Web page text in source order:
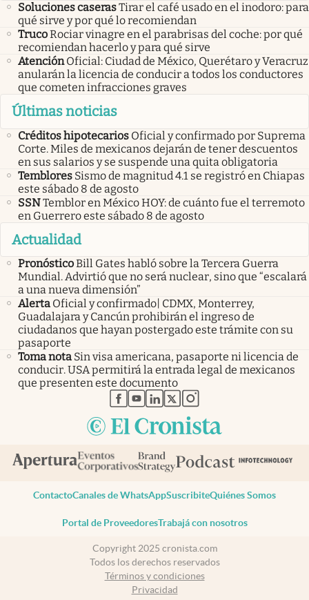
Soluciones caserasTirar el café usado en el inodoro: para
qué sirve y por qué lo recomiendan
TrucoRociar vinagre en el parabrisas del coche: por qué
recomiendan hacerlo y para qué sirve
Atención Oficial: Ciudad de México, Querétaro y Veracruz
anularán la licencia de conducir a todos los conductores
que cometen infracciones graves
Últimas noticias
Créditos hipotecarios Oficial y confirmado por Suprema
Corte. Miles de mexicanos dejarán de tener descuentos
en sus salarios y se suspende una quita obligatoria
Temblores Sismo de magnitud 4.1 se registró en Chiapas
este sábado 8 de agosto
SSNTemblor en México HOY: de cuánto fue el terremoto
en Guerrero este sábado 8 de agosto
Actualidad
PronósticoBill Gates habló sobre la Tercera Guerra
Mundial. Advirtió que no será nuclear, sino que “escalará
a una nueva dimensión”
Alerta Oficial y confirmado| CDMX, Monterrey,
Guadalajara y Cancún prohibirán el ingreso de
ciudadanos que hayan postergado este trámite con su
pasaporte
Toma nota Sin visa americana, pasaporte ni licencia de
conducir. USA permitirá la entrada legal de mexicanos
que presenten este documento
abre en nueva pestaña
abre en nueva pestaña
abre en nueva pestaña
abre en nueva pestaña
abre en nueva pestaña
ContactoCanales de WhatsAppSuscribiteQuiénes Somos
Portal de ProveedoresTrabajá con nosotros
Copyright 2025 cronista.com
Todos los derechos reservados
Términos y condiciones
Privacidad